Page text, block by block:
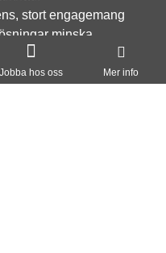
Jobba hos oss Mer info
stort engagemang
minska
samhälle och skapa